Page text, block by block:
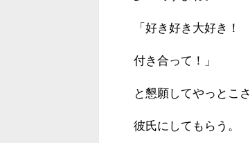
「好き好き大好き！
付き合って！」
と懇願してやっとこさ
彼氏にしてもらう。